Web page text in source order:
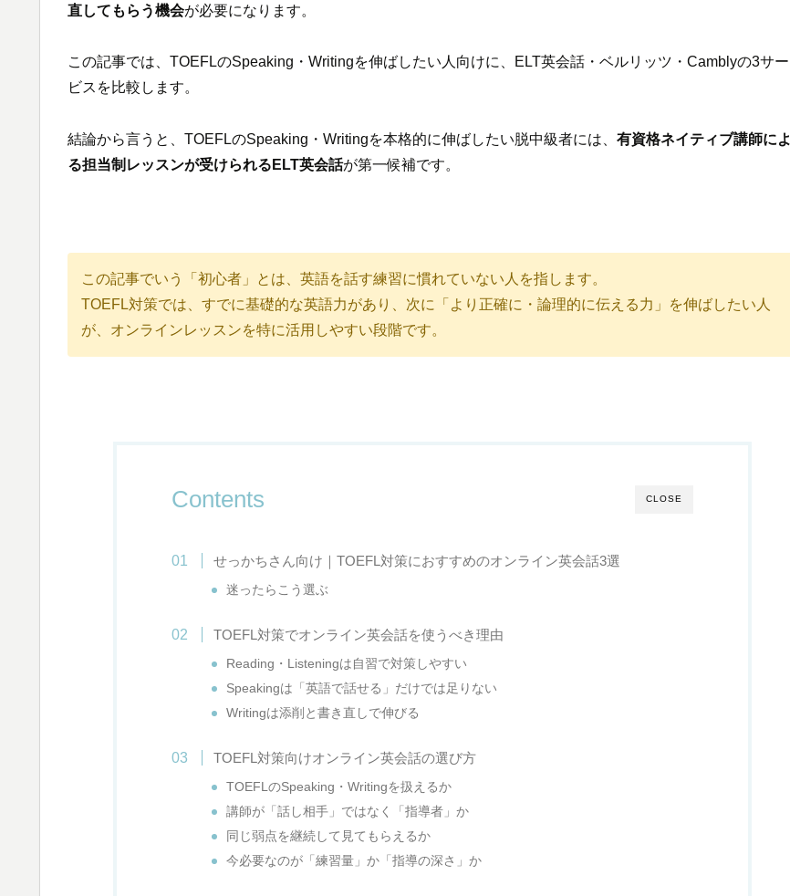
直してもらう機会が必要になります。
この記事では、TOEFLのSpeaking・Writingを伸ばしたい人向けに、ELT英会話・ベルリッツ・Camblyの3サー
ビスを比較します。
結論から言うと、TOEFLのSpeaking・Writingを本格的に伸ばしたい脱中級者には、 有資格ネイティブ講師によ
る担当制レッスンが受けられるELT英会話が第一候補です。
この記事でいう「初心者」とは、英語を話す練習に慣れていない人を指します。
TOEFL対策では、すでに基礎的な英語力があり、次に「より正確に・論理的に伝える力」を伸ばしたい人
が、オンラインレッスンを特に活用しやすい段階です。
CLOSE
Contents
せっかちさん向け｜TOEFL対策におすすめのオンライン英会話3選
迷ったらこう選ぶ
TOEFL対策でオンライン英会話を使うべき理由
Reading・Listeningは自習で対策しやすい
Speakingは「英語で話せる」だけでは足りない
Writingは添削と書き直しで伸びる
TOEFL対策向けオンライン英会話の選び方
TOEFLのSpeaking・Writingを扱えるか
講師が「話し相手」ではなく「指導者」か
同じ弱点を継続して見てもらえるか
今必要なのが「練習量」か「指導の深さ」か